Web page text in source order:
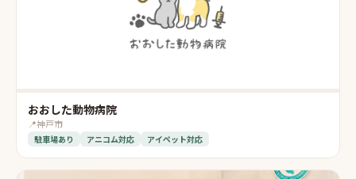
おおした動物病院
📍神戸市
駐車場あり アニコム対応 アイペット対応